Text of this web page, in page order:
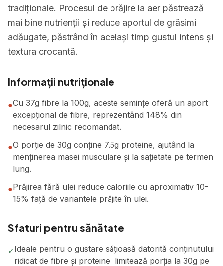
tradiționale. Procesul de prăjire la aer păstrează
mai bine nutrienții și reduce aportul de grăsimi
adăugate, păstrând în același timp gustul intens și
textura crocantă.
Informații nutriționale
●Cu 37g fibre la 100g, aceste semințe oferă un aport
excepțional de fibre, reprezentând 148% din
necesarul zilnic recomandat.
●O porție de 30g conține 7.5g proteine, ajutând la
menținerea masei musculare și la sațietate pe termen
lung.
●Prăjirea fără ulei reduce caloriile cu aproximativ 10-
15% față de variantele prăjite în ulei.
Sfaturi pentru sănătate
✓Ideale pentru o gustare sățioasă datorită conținutului
ridicat de fibre și proteine, limitează porția la 30g pe